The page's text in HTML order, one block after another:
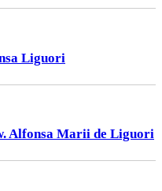
Liguori
Alfonsa Marii de Liguori